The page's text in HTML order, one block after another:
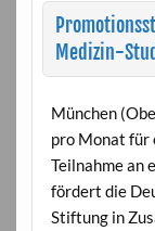
Medizin-
München
pro Monat für
Teilnahme an
fördert die
Stiftung in